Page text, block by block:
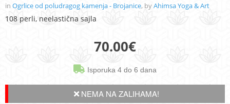
in Ogrlice od poludragog kamenja - Brojanice, byAhimsa Yoga & Art
108 perli, neelastična sajla
70.00€
Isporuka 4 do 6 dana
NEMA NA ZALIHAMA!